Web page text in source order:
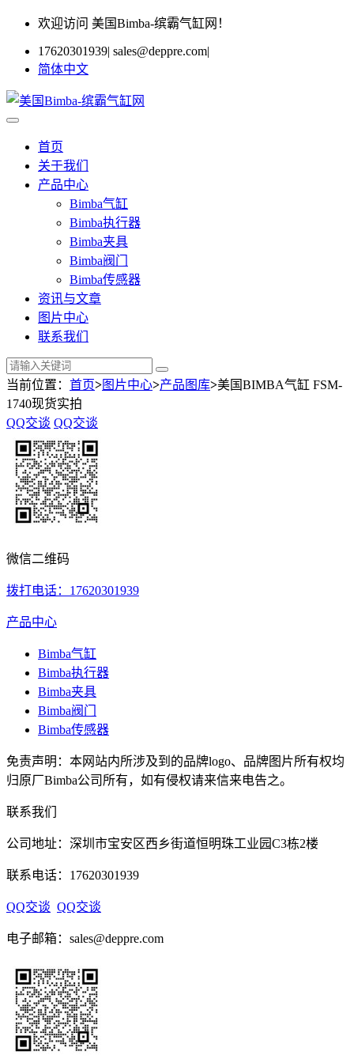
欢迎访问 美国Bimba-缤霸气缸网！
17620301939| sales@deppre.com|
简体中文
首页
关于我们
产品中心
Bimba气缸
Bimba执行器
Bimba夹具
Bimba阀门
Bimba传感器
资讯与文章
图片中心
联系我们
当前位置： 首页>图片中心>产品图库>美国BIMBA气缸 FSM-
1740现货实拍
QQ交谈 QQ交谈
微信二维码
拨打电话：17620301939
产品中心
Bimba气缸
Bimba执行器
Bimba夹具
Bimba阀门
Bimba传感器
免责声明：本网站内所涉及到的品牌logo、品牌图片所有权均
归原厂Bimba公司所有，如有侵权请来信来电告之。
联系我们
公司地址：深圳市宝安区西乡街道恒明珠工业园C3栋2楼
联系电话：17620301939
QQ交谈 QQ交谈
电子邮箱：sales@deppre.com